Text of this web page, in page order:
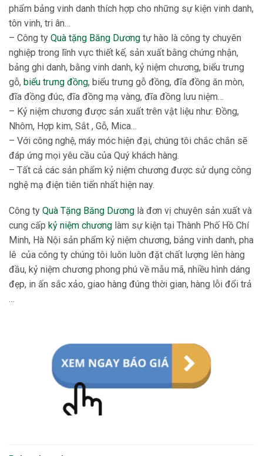
phẩm bảng vinh danh thích hợp cho những sự kiện vinh danh,
tôn vinh, tri ân…
– Công ty Quà tặng Băng Dương tự hào là công ty chuyên
nghiệp trong lĩnh vực thiết kế, sản xuất bằng chứng nhận,
bảng ghi danh, bằng vinh danh, kỷ niệm chương, biểu trưng
gỗ, biểu trưng đồng, biểu trưng gỗ đồng, đĩa đồng ăn mòn,
đĩa đồng đúc, đĩa đồng mạ vàng, đĩa đồng lưu niệm…
– Kỷ niệm chương được sản xuất trên vật liệu như: Đồng,
Nhôm, Hợp kim, Sắt , Gỗ, Mica…
– Với công nghệ, máy móc hiện đại, chúng tôi chắc chắn sẽ
đáp ứng mọi yêu cầu của Quý khách hàng.
– Tất cả các sản phẩm kỷ niệm chương được sử dụng công
nghệ mạ điện tiên tiến nhất hiện nay.
Công ty Quà Tặng Băng Dương là đơn vị chuyên sản xuất và
cung cấp kỷ niệm chương làm sự kiện tại Thành Phố Hồ Chí
Minh, Hà Nội sản phẩm kỷ niệm chương, bảng vinh danh, pha
lê của công ty chúng tôi luôn luôn đặt chất lượng lên hàng
đầu, kỷ niệm chương phong phú về mẫu mã, nhiều hình dáng
đẹp, in ấn sắc xảo, giao hàng đúng thời gian, hàng lỗi đổi trả
…